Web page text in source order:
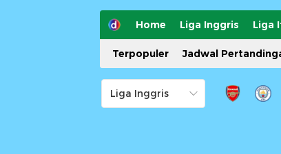
Home Liga Inggris Liga
Terpopuler Jadwal